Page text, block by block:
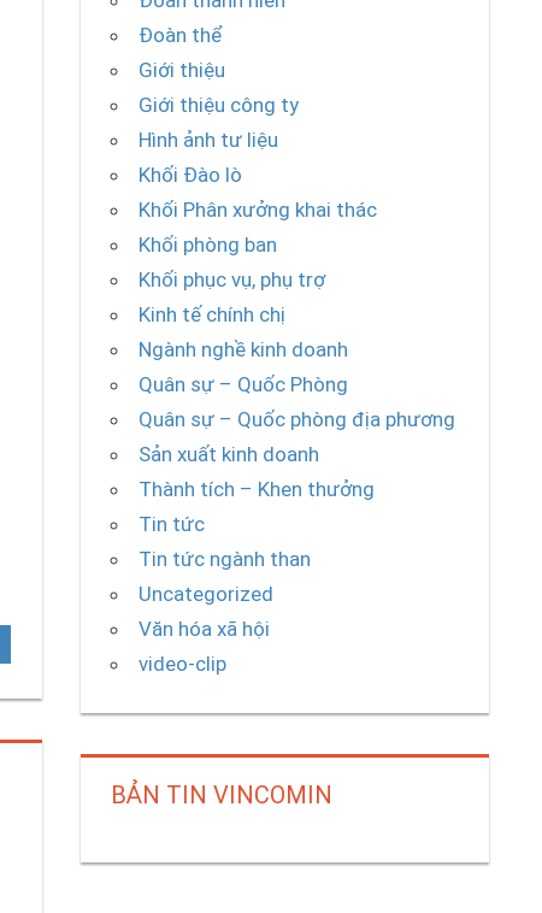
Đoàn thể
Giới thiệu
Giới thiệu công ty
Hình ảnh tư liệu
Khối Đào lò
Khối Phân xưởng khai thác
Khối phòng ban
Khối phục vụ, phụ trợ
Kinh tế chính chị
Ngành nghề kinh doanh
Quân sự – Quốc Phòng
Quân sự – Quốc phòng địa phương
Sản xuất kinh doanh
Thành tích – Khen thưởng
Tin tức
Tin tức ngành than
Uncategorized
Văn hóa xã hội
video-clip
BẢN TIN VINCOMIN